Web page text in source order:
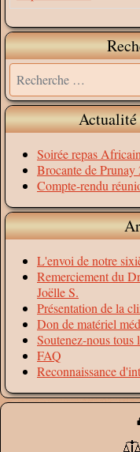
Valider
Actualité
Soirée repas
Brocante de Prunay
Compte-rendu
L'envoi de notre
Remerciement du
Joëlle S.
Présentation de la
Don de matériel
Soutenez-nous tous
FAQ
Reconnaissance